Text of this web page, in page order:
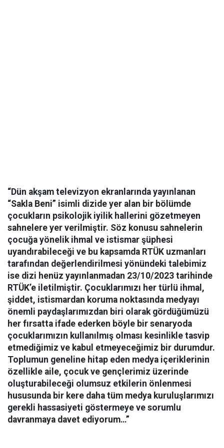
“Dün akşam televizyon ekranlarında yayınlanan
“Sakla Beni” isimli dizide yer alan bir bölümde
çocukların psikolojik iyilik hallerini gözetmeyen
sahnelere yer verilmiştir. Söz konusu sahnelerin
çocuğa yönelik ihmal ve istismar şüphesi
uyandırabileceği ve bu kapsamda RTÜK uzmanları
tarafından değerlendirilmesi yönündeki talebimiz
ise dizi henüz yayınlanmadan 23/10/2023 tarihinde
RTÜK’e iletilmiştir. Çocuklarımızı her türlü ihmal,
şiddet, istismardan koruma noktasında medyayı
önemli paydaşlarımızdan biri olarak gördüğümüzü
her fırsatta ifade ederken böyle bir senaryoda
çocuklarımızın kullanılmış olması kesinlikle tasvip
etmediğimiz ve kabul etmeyeceğimiz bir durumdur.
Toplumun geneline hitap eden medya içeriklerinin
özellikle aile, çocuk ve gençlerimiz üzerinde
oluşturabileceği olumsuz etkilerin önlenmesi
hususunda bir kere daha tüm medya kuruluşlarımızı
gerekli hassasiyeti göstermeye ve sorumlu
davranmaya davet ediyorum…”